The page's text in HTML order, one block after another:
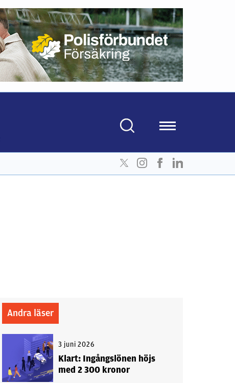
Andra läser
3 juni 2026
Klart: Ingångslönen höjs
med 2 300 kronor